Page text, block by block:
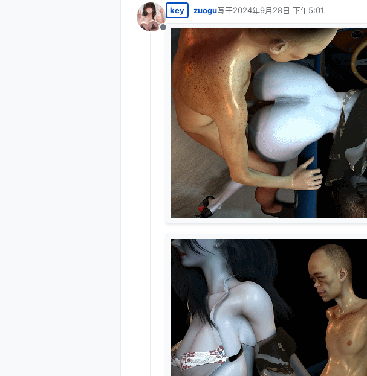
离线
key zuogu写于2024年9月28日 下午5:01
最后由 编辑